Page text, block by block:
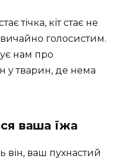
тічка, кіт стає не
голосистим.
нам про
тварин, де нема
ваша їжа
він, ваш пухнастий